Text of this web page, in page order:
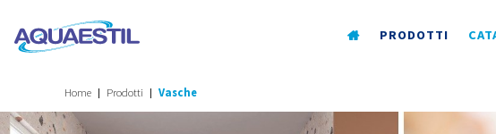
PRODOTTI
Home Prodotti Vasche